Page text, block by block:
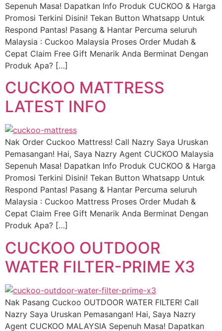
Sepenuh Masa! Dapatkan Info Produk CUCKOO & Harga
Promosi Terkini Disini! Tekan Button Whatsapp Untuk
Respond Pantas! Pasang & Hantar Percuma seluruh
Malaysia : Cuckoo Malaysia Proses Order Mudah &
Cepat Claim Free Gift Menarik Anda Berminat Dengan
Produk Apa? […]
CUCKOO MATTRESS
LATEST INFO
Nak Order Cuckoo Mattress! Call Nazry Saya Uruskan
Pemasangan! Hai, Saya Nazry Agent CUCKOO Malaysia
Sepenuh Masa! Dapatkan Info Produk CUCKOO & Harga
Promosi Terkini Disini! Tekan Button Whatsapp Untuk
Respond Pantas! Pasang & Hantar Percuma seluruh
Malaysia : Cuckoo Mattress Proses Order Mudah &
Cepat Claim Free Gift Menarik Anda Berminat Dengan
Produk Apa? […]
CUCKOO OUTDOOR
WATER FILTER-PRIME X3
Nak Pasang Cuckoo OUTDOOR WATER FILTER! Call
Nazry Saya Uruskan Pemasangan! Hai, Saya Nazry
Agent CUCKOO MALAYSIA Sepenuh Masa! Dapatkan